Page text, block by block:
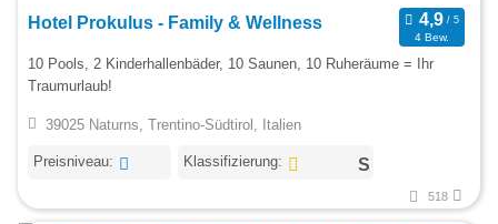
Hotel Prokulus - Family & Wellness
4 Bew.
10 Pools, 2 Kinderhallenbäder, 10 Saunen, 10 Ruheräume = Ihr
Traumurlaub!
39025 Naturns, Trentino-Südtirol, Italien
Preisniveau: Klassifizierung:
518